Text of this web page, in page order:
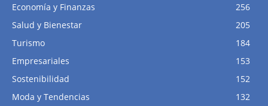
Economía y Finanzas
256
Salud y Bienestar
205
Turismo
184
Empresariales
153
Sostenibilidad
152
Moda y Tendencias
132